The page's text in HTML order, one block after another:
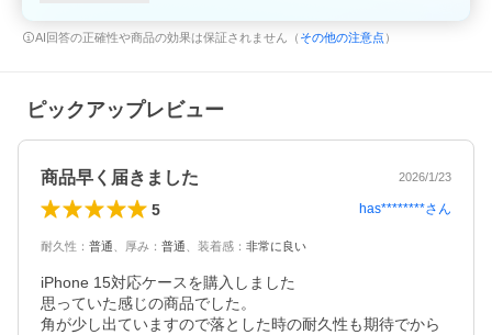
AI回答の正確性や商品の効果は保証されません（ その他の注意点 ）
ピックアップレビュー
商品早く届きました 2026/1/23
5 has********さん
耐久性 ： 普通 厚み ： 普通 装着感 ： 非常に良い
iPhone 15対応ケースを購入しました
思っていた感じの商品でした。
角が少し出ていますので落とした時の耐久性も期待でから